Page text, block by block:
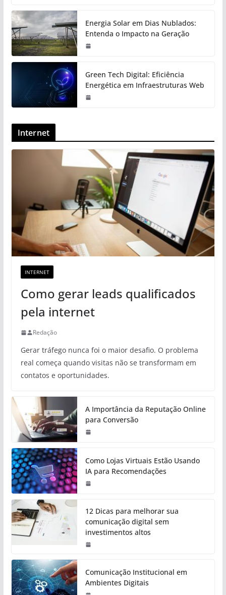
Energia Solar em Dias Nublados:
Entenda o Impacto na Geração
Green Tech Digital: Eficiência
Energética em Infraestruturas Web
Internet
INTERNET
Como gerar leads qualificados
pela internet
Redação
Gerar tráfego nunca foi o maior desafio. O problema
real começa quando visitas não se transformam em
contatos e oportunidades.
A Importância da Reputação Online
para Conversão
Como Lojas Virtuais Estão Usando
IA para Recomendações
12 Dicas para melhorar sua
comunicação digital sem
investimentos altos
Comunicação Institucional em
Ambientes Digitais